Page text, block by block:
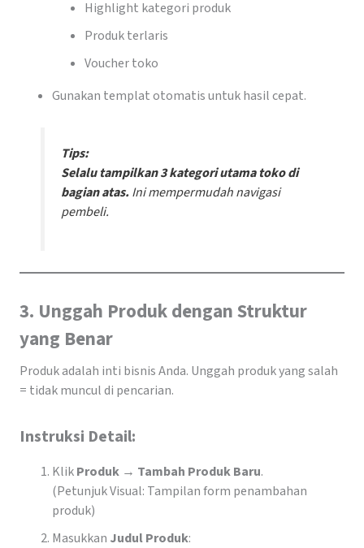
Highlight kategori produk
Produk terlaris
Voucher toko
Gunakan templat otomatis untuk hasil cepat.
Tips:
Selalu tampilkan 3 kategori utama toko di
bagian atas.Ini mempermudah navigasi
pembeli.
3. Unggah Produk dengan Struktur
yang Benar
Produk adalah inti bisnis Anda. Unggah produk yang salah
= tidak muncul di pencarian.
Instruksi Detail:
KlikProduk → Tambah Produk Baru.
(Petunjuk Visual: Tampilan form penambahan
produk)
Masukkan Judul Produk: